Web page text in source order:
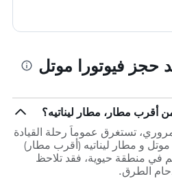
حجز فيوتورا موتل
أقرب مطار، مطار ليناتيه؟
تستغرق عموماً رحلة القيادة
موتل و مطار ليناتيه (أقرب مطار)
كنت تقيم في منطقة حيوية، فقد تلاحظ
الطرق.